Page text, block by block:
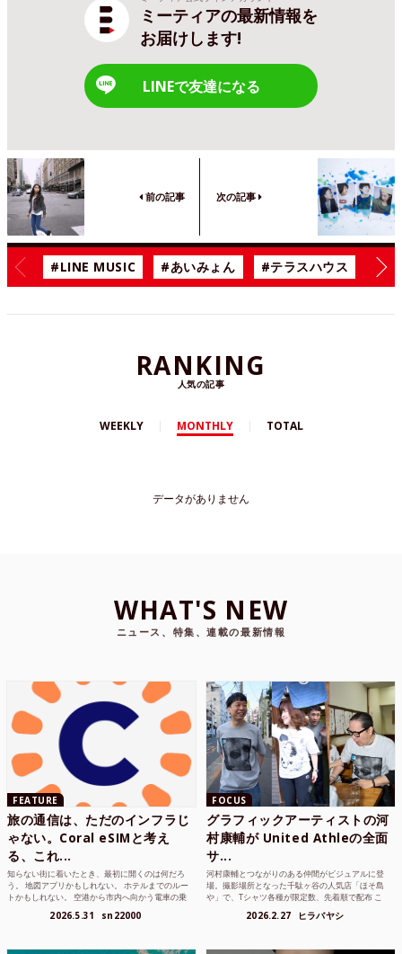
ミーティアの最新情報を
お届けします!
LINEで友達になる
前の記事 次の記事
#LINE MUSIC #あいみょん #テラスハウス #
RANKING
人気の記事
WEEKLY MONTHLY TOTAL
データがありません
WHAT'S NEW
ニュース、特集、連載の最新情報
FEATURE
旅の通信は、ただのインフラじ
ゃない。Coral eSIMと考え
る、これ...
知らない街に着いたとき、最初に開くのは何だろ
う。 地図アプリかもしれない。 ホテルまでのルー
トかもしれない。 空港から市内へ向かう電車の乗
2026.5.31 sn22000
FOCUS
グラフィックアーティストの河
村康輔が United Athleの全面
サ...
河村康輔とつながりのある仲間がビジュアルに登
場。撮影場所となった千駄ヶ谷の人気店「ほそ島
や」で、Tシャツ各種が限定数、先着順で配布 こ
2026.2.27 ヒラバヤシ